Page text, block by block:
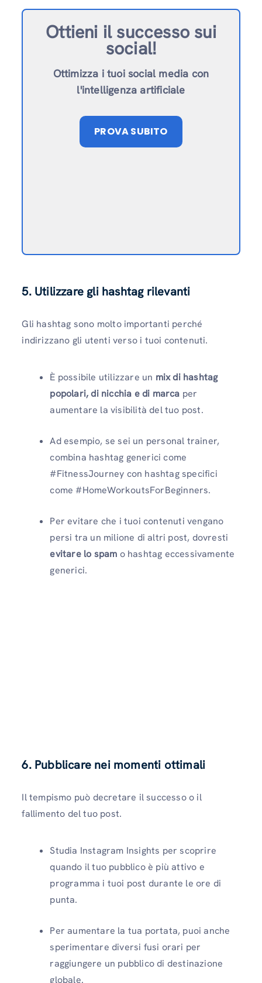
Ottieni il successo sui
social!
Ottimizza i tuoi social media con
l'intelligenza artificiale
PROVA SUBITO
5. Utilizzare gli hashtag rilevanti
Gli hashtag sono molto importanti perché
indirizzano gli utenti verso i tuoi contenuti.
È possibile utilizzare un mix di hashtag
popolari, di nicchia e di marca per
aumentare la visibilità del tuo post.
Ad esempio, se sei un personal trainer,
combina hashtag generici come
#FitnessJourney con hashtag specifici
come #HomeWorkoutsForBeginners.
Per evitare che i tuoi contenuti vengano
persi tra un milione di altri post, dovresti
evitare lo spam o hashtag eccessivamente
generici.
6. Pubblicare nei momenti ottimali
Il tempismo può decretare il successo o il
fallimento del tuo post.
Studia Instagram Insights per scoprire
quando il tuo pubblico è più attivo e
programma i tuoi post durante le ore di
punta.
Per aumentare la tua portata, puoi anche
sperimentare diversi fusi orari per
raggiungere un pubblico di destinazione
globale.